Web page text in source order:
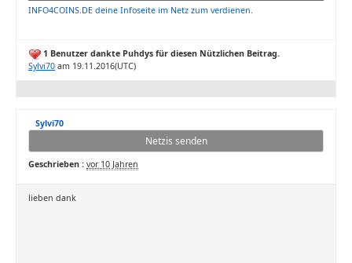
INFO4COINS.DE deine Infoseite im Netz zum verdienen.
1 Benutzer dankte Puhdys für diesen Nützlichen Beitrag.
Sylvi70 am 19.11.2016(UTC)
Sylvi70
Netzis senden
Geschrieben : vor 10 Jahren
lieben dank